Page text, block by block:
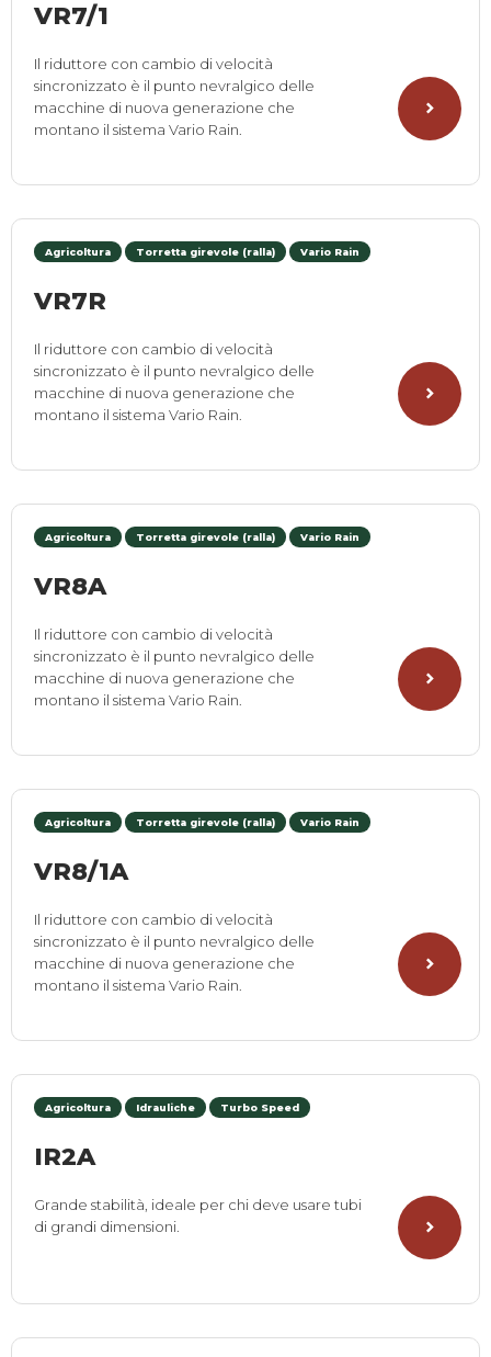
VR7/1
Il riduttore con cambio di velocità
sincronizzato è il punto nevralgico delle
macchine di nuova generazione che
montano il sistema Vario Rain.
Agricoltura Torretta girevole (ralla) Vario Rain
VR7R
Il riduttore con cambio di velocità
sincronizzato è il punto nevralgico delle
macchine di nuova generazione che
montano il sistema Vario Rain.
Agricoltura Torretta girevole (ralla) Vario Rain
VR8A
Il riduttore con cambio di velocità
sincronizzato è il punto nevralgico delle
macchine di nuova generazione che
montano il sistema Vario Rain.
Agricoltura Torretta girevole (ralla) Vario Rain
VR8/1A
Il riduttore con cambio di velocità
sincronizzato è il punto nevralgico delle
macchine di nuova generazione che
montano il sistema Vario Rain.
Agricoltura Idrauliche Turbo Speed
IR2A
Grande stabilità, ideale per chi deve usare tubi
di grandi dimensioni.